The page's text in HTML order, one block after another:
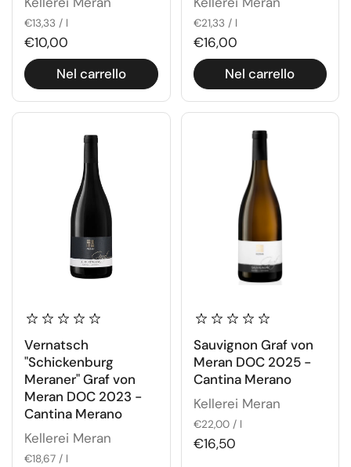
€13,33 / l
€10,00
Nel carrello
€21,33 / l
€16,00
Nel carrello
Vernatsch
"Schickenburg
Meraner" Graf von
Meran DOC 2023 -
Cantina Merano
Kellerei Meran
€18,67 / l
Sauvignon Graf von
Meran DOC 2025 -
Cantina Merano
Kellerei Meran
€22,00 / l
€16,50